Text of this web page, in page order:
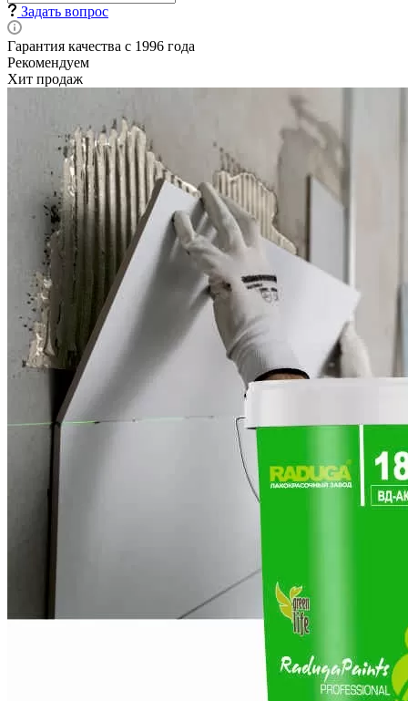
Задать вопрос
Гарантия качества с 1996 года
Рекомендуем
Хит продаж